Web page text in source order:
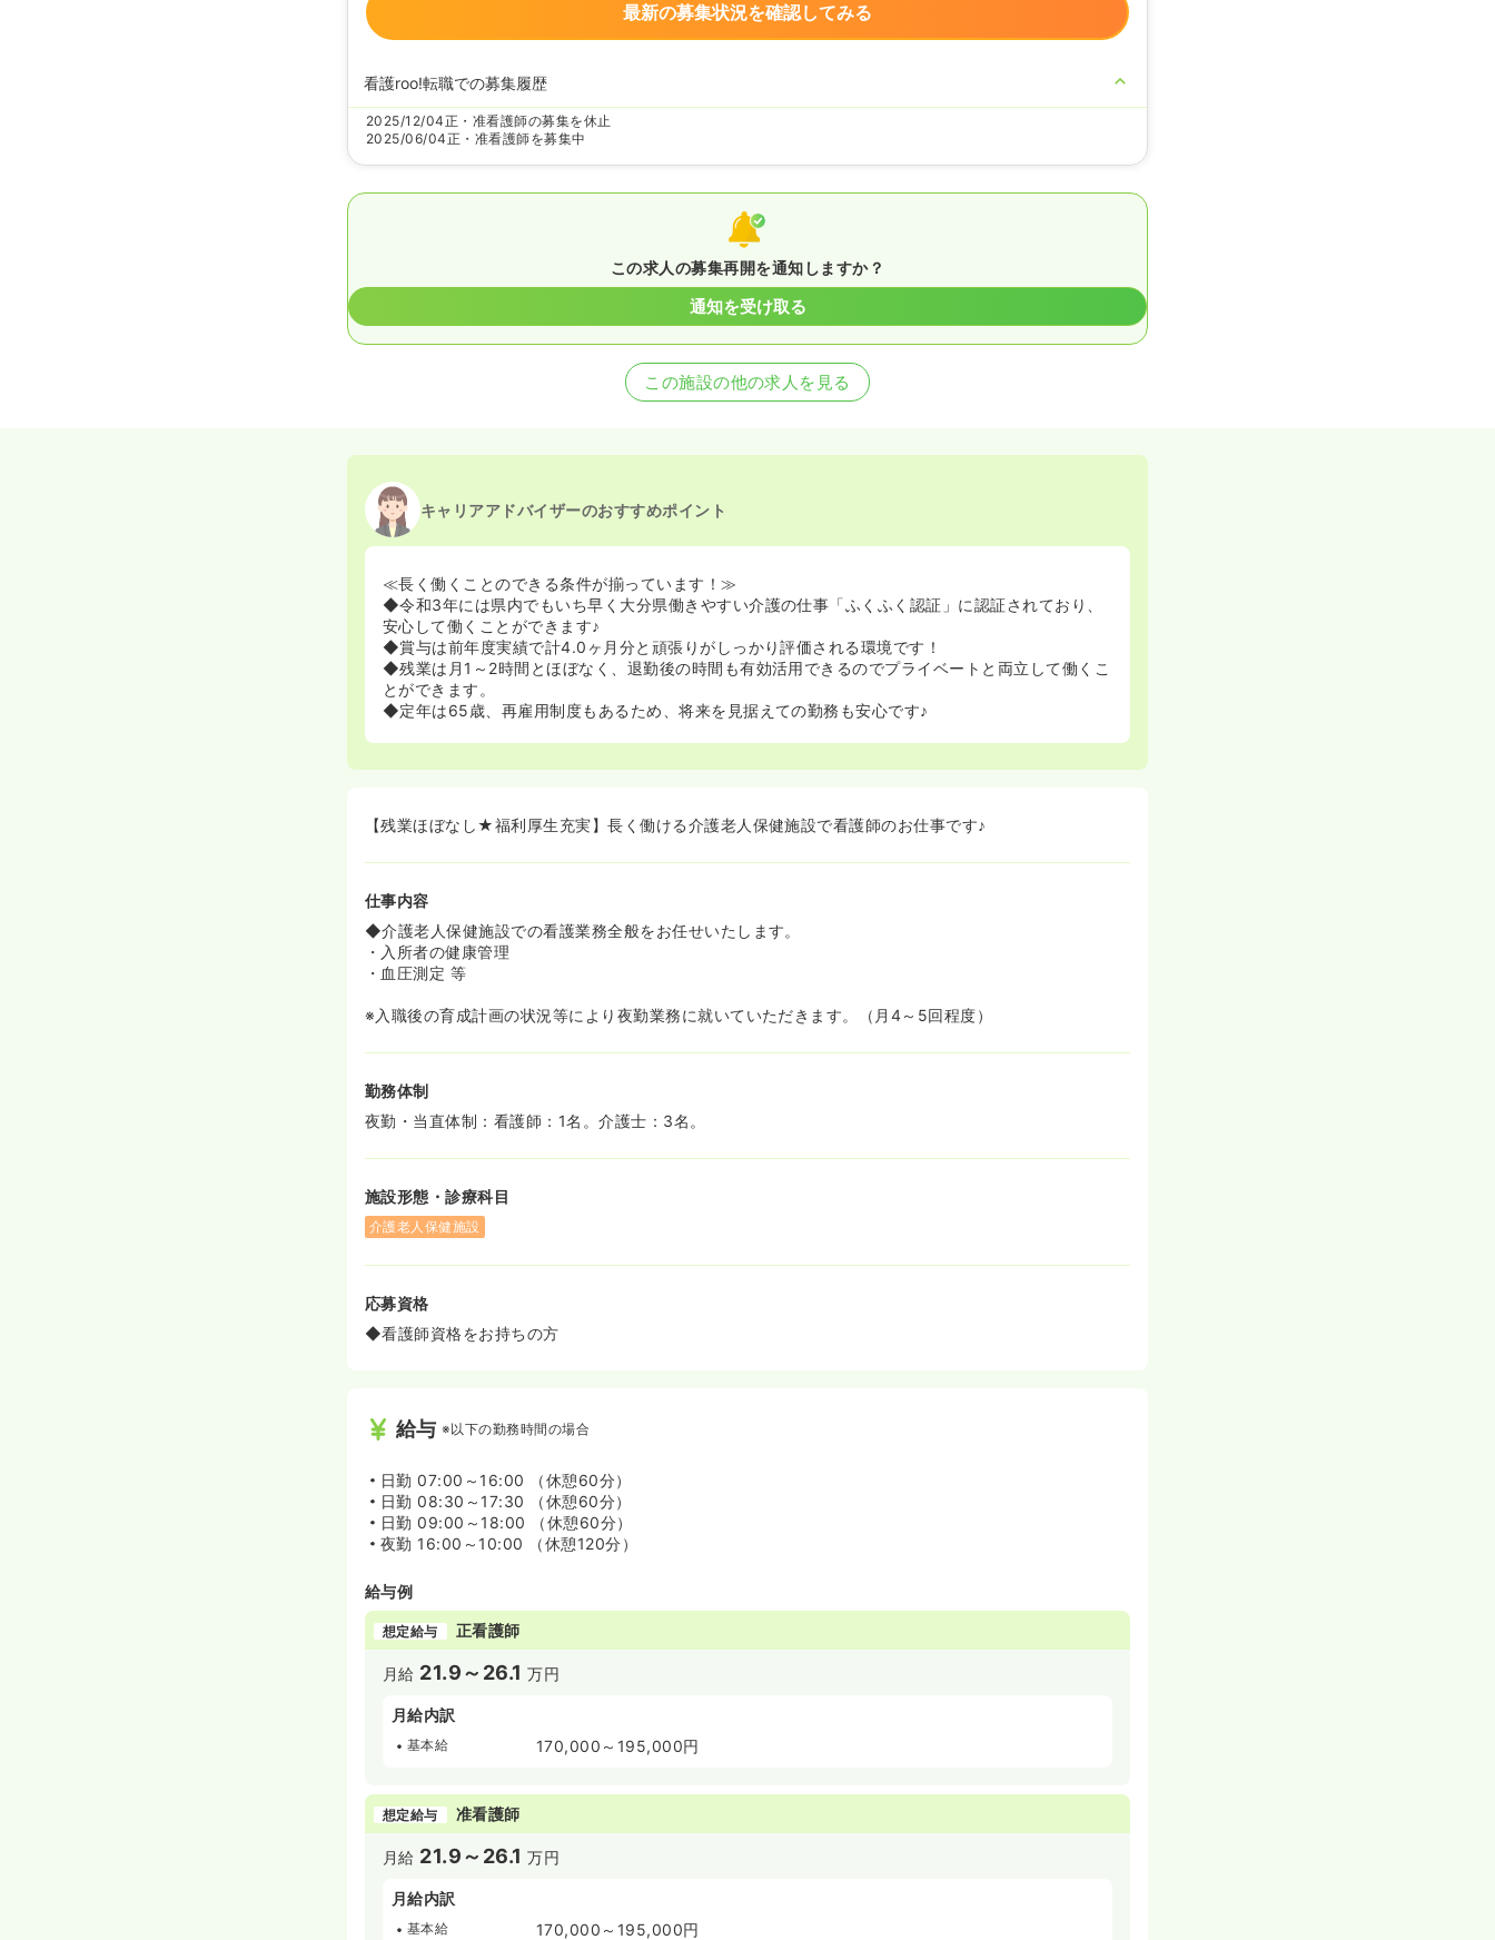
最新の募集状況を確認してみる
看護roo!転職での募集履歴
2025/12/04正・准看護師の募集を休止
2025/06/04正・准看護師を募集中
この求人の募集再開を通知しますか？
通知を受け取る
この施設の他の求人を見る
キャリアアドバイザーのおすすめポイント
≪長く働くことのできる条件が揃っています！≫
◆令和3年には県内でもいち早く大分県働きやすい介護の仕事「ふくふく認証」に認証されており、
安心して働くことができます♪
◆賞与は前年度実績で計4.0ヶ月分と頑張りがしっかり評価される環境です！
◆残業は月1～2時間とほぼなく、退勤後の時間も有効活用できるのでプライベートと両立して働くこ
とができます。
◆定年は65歳、再雇用制度もあるため、将来を見据えての勤務も安心です♪
【残業ほぼなし★福利厚生充実】長く働ける介護老人保健施設で看護師のお仕事です♪
仕事内容
◆介護老人保健施設での看護業務全般をお任せいたします。
・入所者の健康管理
・血圧測定 等
※入職後の育成計画の状況等により夜勤業務に就いていただきます。（月4～5回程度）
勤務体制
夜勤・当直体制：看護師：1名。介護士：3名。
施設形態・診療科目
介護老人保健施設
応募資格
◆看護師資格をお持ちの方
給与 ※以下の勤務時間の場合
日勤 07:00～16:00 （休憩60分）
日勤 08:30～17:30 （休憩60分）
日勤 09:00～18:00 （休憩60分）
夜勤 16:00～10:00 （休憩120分）
給与例
想定給与 正看護師
月給 21.9～26.1 万円
月給内訳
基本給 170,000～195,000円
想定給与 准看護師
月給 21.9～26.1 万円
月給内訳
基本給 170,000～195,000円